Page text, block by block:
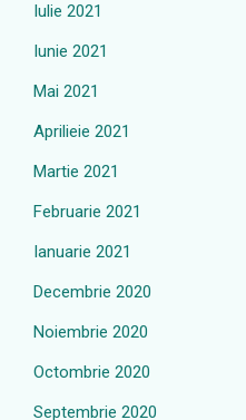
Iulie 2021
Iunie 2021
Mai 2021
Aprilieie 2021
Martie 2021
Februarie 2021
Ianuarie 2021
Decembrie 2020
Noiembrie 2020
Octombrie 2020
Septembrie 2020